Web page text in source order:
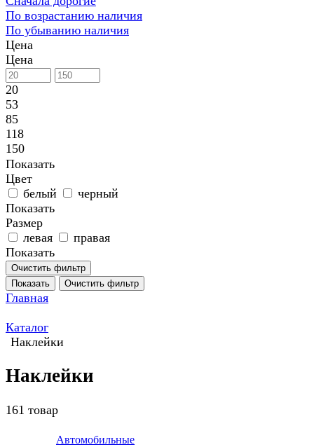
По возрастанию наличия
По убыванию наличия
Цена
Цена
20
53
85
118
150
Показать
Цвет
белый
черный
Показать
Размер
левая
правая
Показать
Очистить фильтр
Показать
Очистить фильтр
Главная
Каталог
Наклейки
Наклейки
161 товар
Автомобильные